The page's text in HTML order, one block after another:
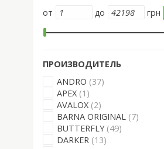
от
до грн
ПРОИЗВОДИТЕЛЬ
ANDRO (37)
APEX (1)
AVALOX (2)
BARNA ORIGINAL (7)
BUTTERFLY (49)
DARKER (13)